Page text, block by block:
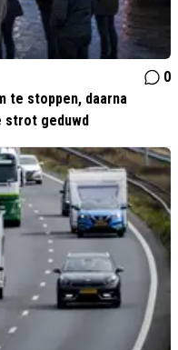
0
te stoppen, daarna
strot geduwd